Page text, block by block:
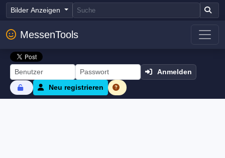
Bilder Anzeigen
MessenTools
Anmelden
Neu registrieren